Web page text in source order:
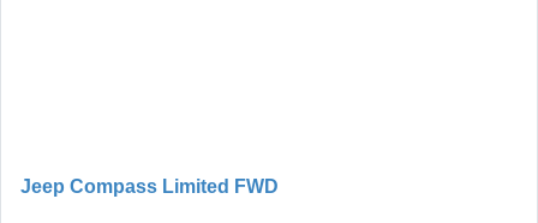
Jeep Compass Limited FWD